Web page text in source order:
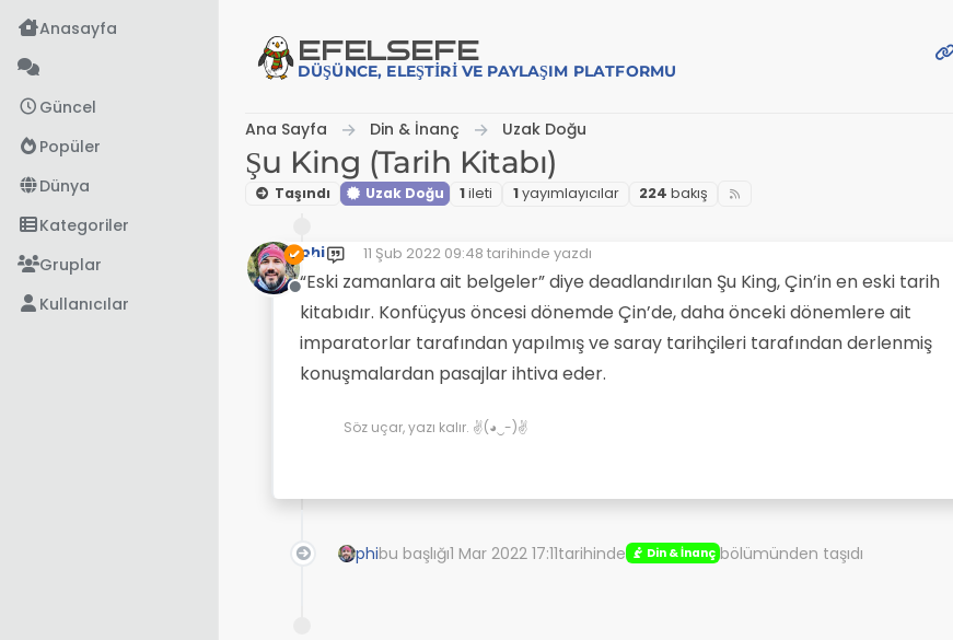
İçeriğe atla
Anasayfa
Güncel
Popüler
Dünya
Kategoriler
Gruplar
Kullanıcılar
EFELSEFE
DÜŞÜNCE, ELEŞTIRI VE PAYLAŞIM PLATFORMU
Ana Sayfa Din & İnanç Uzak Doğu
Şu King (Tarih Kitabı)
Taşındı Uzak Doğu 1i̇leti 1 yayımlayıcılar 224 bakış
Çevrimdışı
phi 11 Şub 2022 09:48 tarihinde yazdı
Son düzenleyen:
“Eski zamanlara ait belgeler” diye deadlandırılan Şu King, Çin’in en eski tarih
kitabıdır. Konfüçyus öncesi dönemde Çin’de, daha önceki dönemlere ait
imparatorlar tarafından yapılmış ve saray tarihçileri tarafından derlenmiş
konuşmalardan pasajlar ihtiva eder.
Söz uçar, yazı kalır. ✌(◕‿-)✌
phibu başlığı1 Mar 2022 17:11tarihinde Din & İnanç bölümünden taşıdı